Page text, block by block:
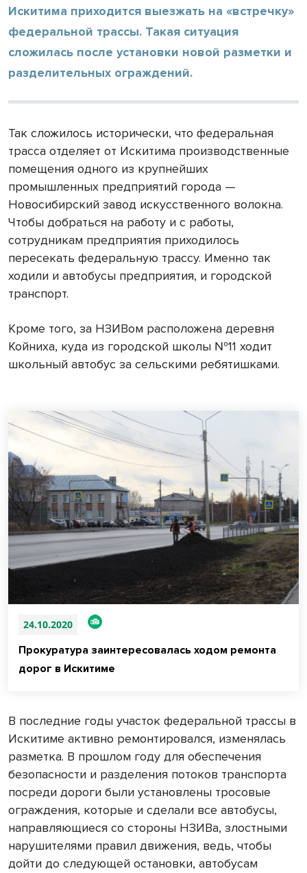
Искитима приходится выезжать на «встречку»
федеральной трассы. Такая ситуация
сложилась после установки новой разметки и
разделительных ограждений.
Так сложилось исторически, что федеральная
трасса отделяет от Искитима производственные
помещения одного из крупнейших
промышленных предприятий города —
Новосибирский завод искусственного волокна.
Чтобы добраться на работу и с работы,
сотрудникам предприятия приходилось
пересекать федеральную трассу. Именно так
ходили и автобусы предприятия, и городской
транспорт.
Кроме того, за НЗИВом расположена деревня
Койниха, куда из городской школы №11 ходит
школьный автобус за сельскими ребятишками.
24.10.2020
Прокуратура заинтересовалась ходом ремонта
дорог в Искитиме
В последние годы участок федеральной трассы в
Искитиме активно ремонтировался, изменялась
разметка. В прошлом году для обеспечения
безопасности и разделения потоков транспорта
посреди дороги были установлены тросовые
ограждения, которые и сделали все автобусы,
направляющиеся со стороны НЗИВа, злостными
нарушителями правил движения, ведь, чтобы
дойти до следующей остановки, автобусам